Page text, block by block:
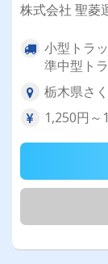
株式会社 聖菱
小型トラ
準中型ト
栃木県さ
1,250円～